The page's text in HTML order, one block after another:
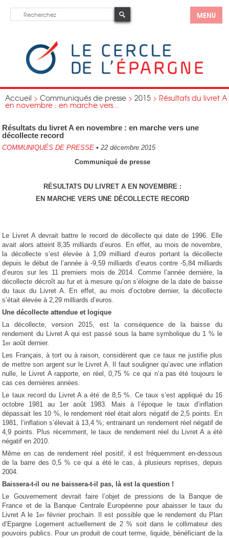
MENU
Accueil > Communiqués de presse > 2015 > Résultats du livret A
en novembre : en marche vers...
Résultats du livret A en novembre : en marche vers une
décollecte record
COMMUNIQUÉS DE PRESSE • 22 décembre 2015
Communiqué de presse
RÉSULTATS DU LIVRET A EN NOVEMBRE :
EN MARCHE VERS UNE DÉCOLLECTE RECORD
Le Livret A devrait battre le record de décollecte qui date de 1996. Elle
avait alors atteint 8,35 milliards d’euros. En effet, au mois de novembre,
la décollecte s’est élevée à 1,09 milliard d’euros portant la décollecte
depuis le début de l’année à -9,59 milliards d’euros contre -5,84 milliards
d’euros sur les 11 premiers mois de 2014. Comme l’année dernière, la
décollecte décroît au fur et à mesure qu’on s’éloigne de la date de baisse
du taux du Livret A. En effet, au mois d’octobre dernier, la décollecte
s’était élevée à 2,29 milliards d’euros.
Une décollecte attendue et logique
La décollecte, version 2015, est la conséquence de la baisse du
rendement du Livret A qui est passé sous la barre symbolique du 1 % le
1er août dernier.
Les Français, à tort ou à raison, considèrent que ce taux ne justifie plus
de mettre son argent sur le Livret A. Il faut souligner qu’avec une inflation
nulle, le Livret A rapporte, en réel, 0,75 % ce qui n’a pas été toujours le
cas ces dernières années.
Le taux record du Livret A a été de 8,5 %. Ce taux s’est appliqué du 16
octobre 1981 au 1er août 1983. Mais à l’époque le taux d’inflation
dépassait les 10 %, le rendement réel était alors négatif de 2,5 points. En
1981, l’inflation s’élevait à 13,4 %; entrainant un rendement réel négatif de
4,9 points. Plus récemment, le taux de rendement réel du Livret A a été
négatif en 2010.
Même en cas de rendement réel positif, il est fréquemment en-dessous
de la barre des 0,5 % ce qui a été le cas, à plusieurs reprises, depuis
2004.
Baissera-t-il ou ne baissera-t-il pas, là est la question !
Le Gouvernement devrait faire l’objet de pressions de la Banque de
France et de la Banque Centrale Européenne pour abaisser le taux du
Livret A le 1erfévrier prochain. Il est possible que le rendement du Plan
d’Epargne Logement actuellement de 2 % soit dans le collimateur des
pouvoirs publics. Pour un produit de court terme, liquide, bénéficiant de la